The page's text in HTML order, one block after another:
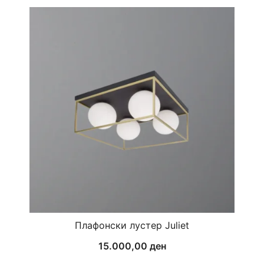
Плафонски лустер Juliet
15.000,00 ден